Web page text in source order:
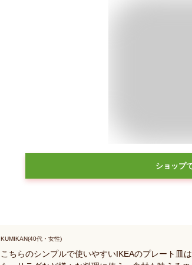
ショップ
KUMIKAN(40代・女性)
こちらのシンプルで使いやすいIKEAのプレート皿